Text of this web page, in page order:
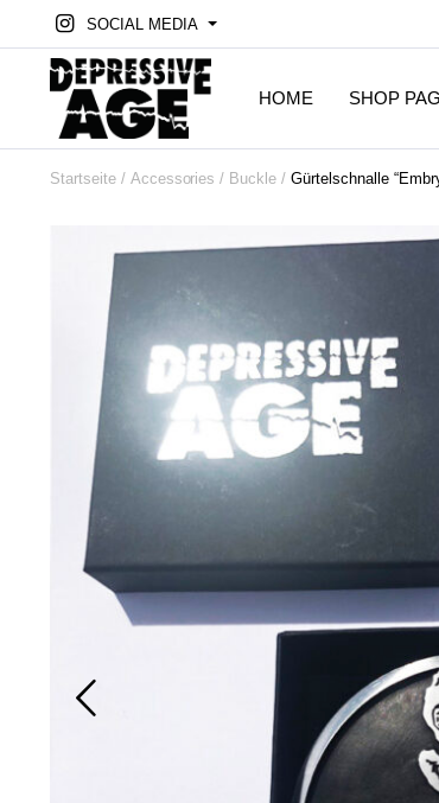
SOCIAL MEDIA
HOME SHOP
Startseite Accessories Buckle Gürtelschnalle